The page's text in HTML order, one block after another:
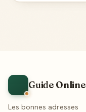
Guide Online
Les bonnes adresses